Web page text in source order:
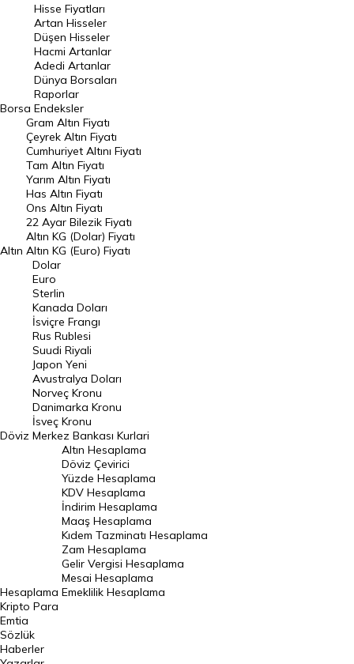
En Çok Düşen Hisseler
Hacmi Artanlar
Geçmiş Kapanışlar
Dünya Borsaları
Raporlar
Endeksler
DÖVİZ
Döviz Kuru
Dolar Kuru
Euro Kuru
Pound Kuru
Frank Kuru
Riyal Kuru
Avustralya Doları
Danimarka Kronu Kuru
Kanada Doları Kuru
Norveç Kronu Kuru
İsveç Kronu Kuru
Japon Yeni Kuru
Serbest Piyasa Döviz Kurları
Merkez Bankası Döviz Kurları
Altın Fiyatları
Gram Altın Fiyatı
Çeyrek Altın Fiyatı
Borsa
Hisse Fiyatları
Artan Hisseler
Düşen Hisseler
Hacmi Artanlar
Adedi Artanlar
Dünya Borsaları
Raporlar
Endeksler
Altın
Gram Altın Fiyatı
Çeyrek Altın Fiyatı
Cumhuriyet Altını Fiyatı
Tam Altın Fiyatı
Yarım Altın Fiyatı
Has Altın Fiyatı
Ons Altın Fiyatı
22 Ayar Bilezik Fiyatı
Altın KG (Dolar) Fiyatı
Altın KG (Euro) Fiyatı
Döviz
Dolar
Euro
Sterlin
Kanada Doları
İsviçre Frangı
Rus Rublesi
Suudi Riyali
Japon Yeni
Avustralya Doları
Norveç Kronu
Danimarka Kronu
İsveç Kronu
Merkez Bankası Kurlari
Hesaplama
Altın Hesaplama
Döviz Çevirici
Yüzde Hesaplama
KDV Hesaplama
İndirim Hesaplama
Maaş Hesaplama
Kıdem Tazminatı Hesaplama
Zam Hesaplama
Gelir Vergisi Hesaplama
Mesai Hesaplama
Emeklilik Hesaplama
Kripto Para
Emtia
Sözlük
Haberler